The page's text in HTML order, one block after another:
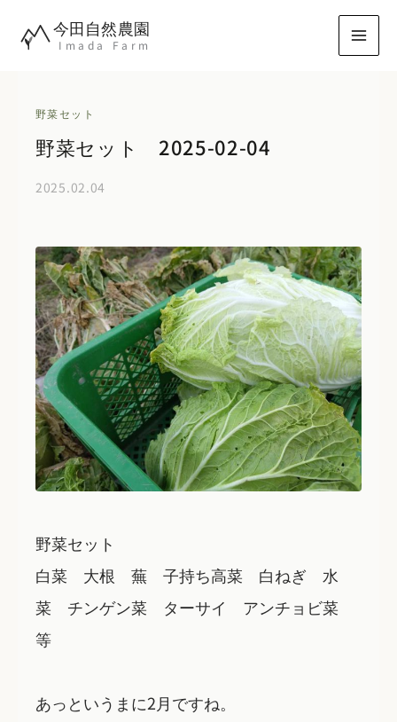
今田自然農園
Imada Farm
野菜セット
野菜セット 2025-02-04
2025.02.04
野菜セット
白菜 大根 蕪 子持ち高菜 白ねぎ 水
菜 チンゲン菜 ターサイ アンチョビ菜
等
あっというまに2月ですね。